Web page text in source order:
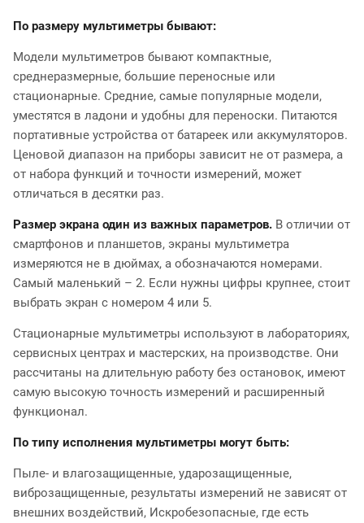
По размеру мультиметры бывают:
Модели мультиметров бывают компактные,
среднеразмерные, большие переносные или
стационарные. Средние, самые популярные модели,
уместятся в ладони и удобны для переноски. Питаются
портативные устройства от батареек или аккумуляторов.
Ценовой диапазон на приборы зависит не от размера, а
от набора функций и точности измерений, может
отличаться в десятки раз.
Размер экрана один из важных параметров. В отличии от
смартфонов и планшетов, экраны мультиметра
измеряются не в дюймах, а обозначаются номерами.
Самый маленький – 2. Если нужны цифры крупнее, стоит
выбрать экран с номером 4 или 5.
Стационарные мультиметры используют в лабораториях,
сервисных центрах и мастерских, на производстве. Они
рассчитаны на длительную работу без остановок, имеют
самую высокую точность измерений и расширенный
функционал.
По типу исполнения мультиметры могут быть:
Пыле- и влагозащищенные, ударозащищенные,
виброзащищенные, результаты измерений не зависят от
внешних воздействий, Искробезопасные, где есть